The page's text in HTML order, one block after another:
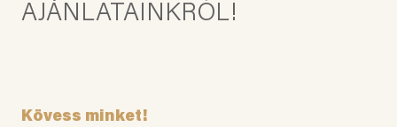
AJÁNLATAINKRÓL!
Kövess minket!